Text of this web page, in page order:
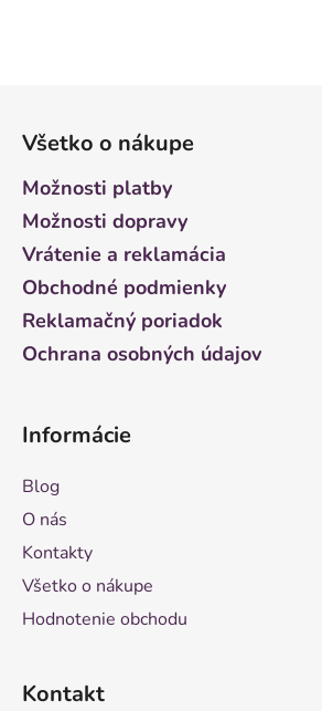
Všetko o nákupe
Možnosti platby
Možnosti dopravy
Vrátenie a reklamácia
Obchodné podmienky
Reklamačný poriadok
Ochrana osobných údajov
Informácie
Blog
O nás
Kontakty
Všetko o nákupe
Hodnotenie obchodu
Kontakt